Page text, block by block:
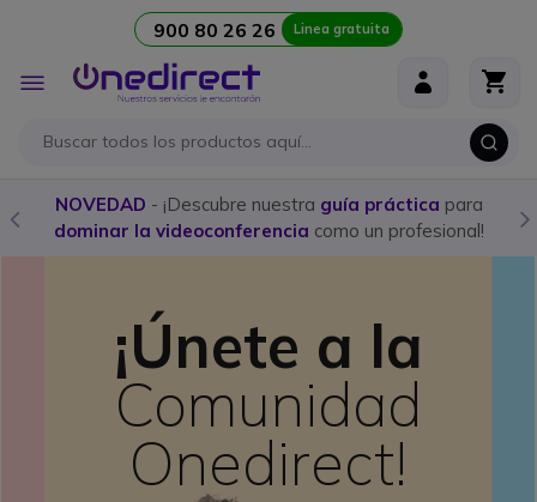
900 80 26 26 Linea gratuita
Toggle
Nav
NOVEDAD - ¡Descubre nuestra guía práctica para
dominar la videoconferencia como un profesional!
¡Únete a la
Comunidad
Onedirect!